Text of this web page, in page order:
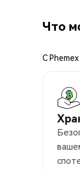
Что
С